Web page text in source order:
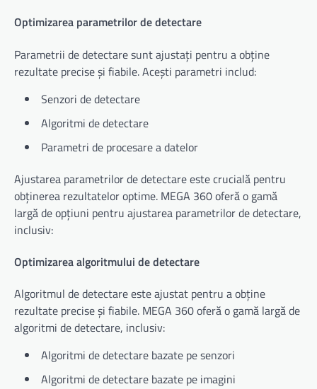
Optimizarea parametrilor de detectare
Parametrii de detectare sunt ajustați pentru a obține
rezultate precise și fiabile. Acești parametri includ:
Senzori de detectare
Algoritmi de detectare
Parametri de procesare a datelor
Ajustarea parametrilor de detectare este crucială pentru
obținerea rezultatelor optime. MEGA 360 oferă o gamă
largă de opțiuni pentru ajustarea parametrilor de detectare,
inclusiv:
Optimizarea algoritmului de detectare
Algoritmul de detectare este ajustat pentru a obține
rezultate precise și fiabile. MEGA 360 oferă o gamă largă de
algoritmi de detectare, inclusiv:
Algoritmi de detectare bazate pe senzori
Algoritmi de detectare bazate pe imagini